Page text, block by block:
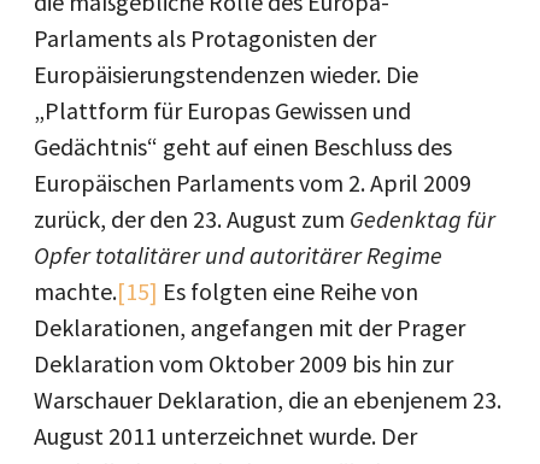
Parlaments als Protagonisten der
Europäisierungstendenzen wieder. Die
„Plattform für Europas Gewissen und
Gedächtnis“ geht auf einen Beschluss des
Europäischen Parlaments vom 2. April 2009
zurück, der den 23. August zum Gedenktag für
Opfer totalitärer und autoritärer Regime
machte.[15] Es folgten eine Reihe von
Deklarationen, angefangen mit der Prager
Deklaration vom Oktober 2009 bis hin zur
Warschauer Deklaration, die an ebenjenem 23.
August 2011 unterzeichnet wurde. Der